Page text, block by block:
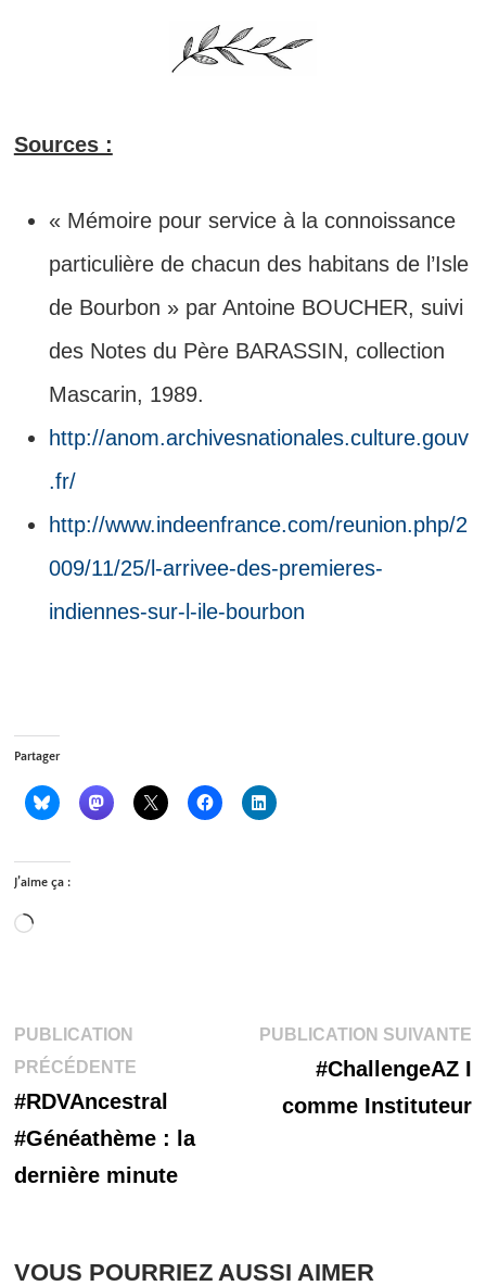
Sources :
« Mémoire pour service à la connoissance
particulière de chacun des habitans de l’Isle
de Bourbon » par Antoine BOUCHER, suivi
des Notes du Père BARASSIN, collection
Mascarin, 1989.
http://anom.archivesnationales.culture.gouv
.fr/
http://www.indeenfrance.com/reunion.php/2
009/11/25/l-arrivee-des-premieres-
indiennes-sur-l-ile-bourbon
Partager
J’aime ça :
Chargement…
Navigation
de
l’article
PUBLICATION
PRÉCÉDENTEPublication
précédente :
#RDVAncestral
#Généathème : la
dernière minute
PUBLICATION SUIVANTE
#ChallengeAZ I
comme Instituteur
VOUS POURRIEZ AUSSI AIMER